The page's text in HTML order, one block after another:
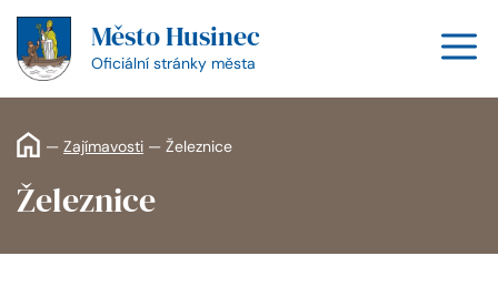
Přeskočit
obsah
Město Husinec
Oficiální stránky města
— Zajímavosti — Železnice
Železnice